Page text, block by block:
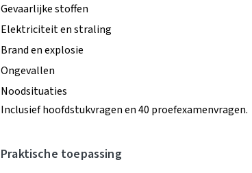
Gevaarlijke stoffen
Elektriciteit en straling
Brand en explosie
Ongevallen
Noodsituaties
Inclusief hoofdstukvragen en 40 proefexamenvragen.
Praktische toepassing